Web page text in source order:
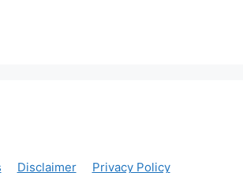
Disclaimer Privacy Policy